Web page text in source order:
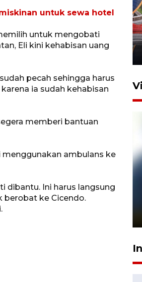
untuk sewa hotel
untuk mengobati
Eli kini kehabisan uang
pecah sehingga harus
ia sudah kehabisan
memberi bantuan
ambulans ke
dibantu. Ini harus langsung
berobat ke Cicendo.
V DPR tinjau
Bogor
18:49
Filaha Farm setia
8 tahan?
05:47